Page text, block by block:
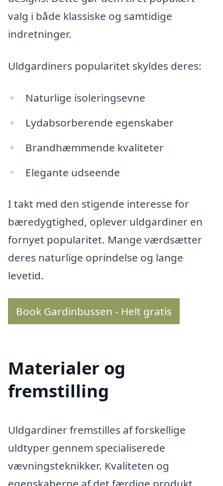
valg i både klassiske og samtidige
indretninger.
Uldgardiners popularitet skyldes deres:
Naturlige isoleringsevne
Lydabsorberende egenskaber
Brandhæmmende kvaliteter
Elegante udseende
I takt med den stigende interesse for
bæredygtighed, oplever uldgardiner en
fornyet popularitet. Mange værdsætter
deres naturlige oprindelse og lange
levetid.
Book Gardinbussen - Helt gratis
Materialer og
fremstilling
Uldgardiner fremstilles af forskellige
uldtyper gennem specialiserede
vævningsteknikker. Kvaliteten og